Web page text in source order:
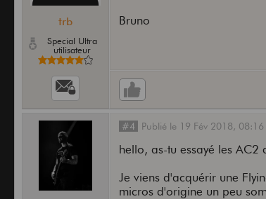
trb
Special Ultra
utilisateur
Bruno
#4 Publié le 19 Fév 2018, 08:16
hello, as-tu essayé les AC2
Je viens d'acquérir une
micros d'origine un peu